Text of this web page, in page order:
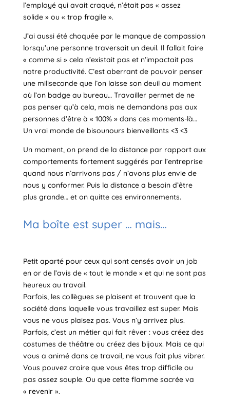
l’employé qui avait craqué, n’était pas « assez
solide » ou « trop fragile ».
J’ai aussi été choquée par le manque de compassion
lorsqu’une personne traversait un deuil. Il fallait faire
« comme si » cela n’existait pas et n’impactait pas
notre productivité. C’est aberrant de pouvoir penser
une miliseconde que l’on laisse son deuil au moment
où l’on badge au bureau… Travailler permet de ne
pas penser qu’à cela, mais ne demandons pas aux
personnes d’être à « 100% » dans ces moments-là…
Un vrai monde de bisounours bienveillants <3 <3
Un moment, on prend de la distance par rapport aux
comportements fortement suggérés par l’entreprise
quand nous n’arrivons pas / n’avons plus envie de
nous y conformer. Puis la distance a besoin d’être
plus grande… et on quitte ces environnements.
Ma boîte est super … mais…
Petit aparté pour ceux qui sont censés avoir un job
en or de l’avis de « tout le monde » et qui ne sont pas
heureux au travail.
Parfois, les collègues se plaisent et trouvent que la
société dans laquelle vous travaillez est super. Mais
vous ne vous plaisez pas. Vous n’y arrivez plus.
Parfois, c’est un métier qui fait rêver : vous créez des
costumes de théâtre ou créez des bijoux. Mais ce qui
vous a animé dans ce travail, ne vous fait plus vibrer.
Vous pouvez croire que vous êtes trop difficile ou
pas assez souple. Ou que cette flamme sacrée va
« revenir ».